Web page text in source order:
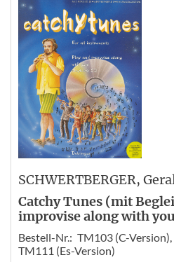
SCHWERTBERGER,
Catchy Tunes (mit
improvise along with
Bestell-Nr.: TM103 (C-
TM111 (Es-Version)